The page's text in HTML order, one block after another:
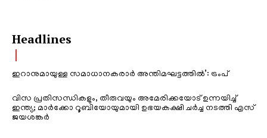
Headlines
ഇറാനുമായുള്ള സമാധാനകരാർ അന്തിമഘട്ടത്തിൽ‌’: ട്രംപ്
വിസ പ്രതിസന്ധികളും, തീരുവയും അമേരിക്കയോട് ഉന്നയിച്ച്
ഇന്ത്യ; മാർക്കോ റൂബിയോയുമായി ഉഭയകക്ഷി ചർച്ച നടത്തി എസ്
ജയശങ്കർ